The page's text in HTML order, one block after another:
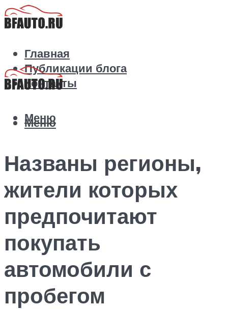
Главная
Публикации блога
Контакты
Меню
Меню
Названы регионы,
жители которых
предпочитают
покупать
автомобили с
пробегом